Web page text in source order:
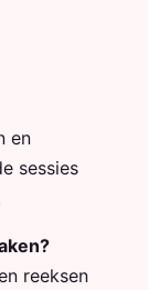
en
sessies
reeksen